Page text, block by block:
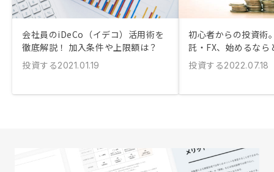
会社員のiDeCo（イデコ）活用術を
徹底解説！ 加入条件や上限額は？
投資する2021.01.19
初心者からの投資術
託・FX、始めるなら
投資する2022.07.18